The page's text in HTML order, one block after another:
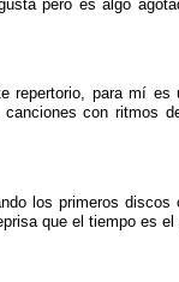
pero es algo
repertorio, para mí es
con ritmos
los primeros
que el tiempo es el